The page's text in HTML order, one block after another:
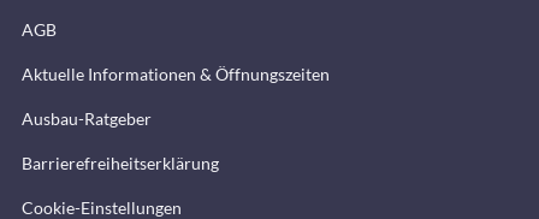
AGB
Aktuelle Informationen & Öffnungszeiten
Ausbau-Ratgeber
Barrierefreiheitserklärung
Cookie-Einstellungen